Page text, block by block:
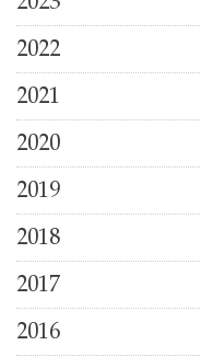
2022
2021
2020
2019
2018
2017
2016